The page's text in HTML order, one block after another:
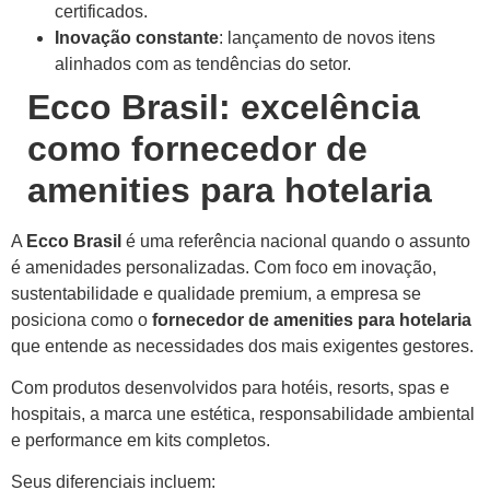
certificados.
Inovação constante: lançamento de novos itens
alinhados com as tendências do setor.
Ecco Brasil: excelência
como fornecedor de
amenities para hotelaria
A Ecco Brasil é uma referência nacional quando o assunto
é amenidades personalizadas. Com foco em inovação,
sustentabilidade e qualidade premium, a empresa se
posiciona como o fornecedor de amenities para hotelaria
que entende as necessidades dos mais exigentes gestores.
Com produtos desenvolvidos para hotéis, resorts, spas e
hospitais, a marca une estética, responsabilidade ambiental
e performance em kits completos.
Seus diferenciais incluem: